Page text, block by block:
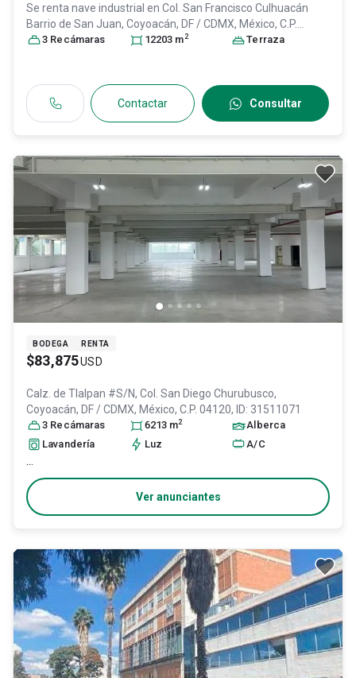
Se renta nave industrial en Col. San Francisco Culhuacán
Barrio de San Juan, Coyoacán, DF / CDMX, México, C.P.
04260, ID:31383954
3 Recámaras 12203 m2 Terraza
Contactar Consultar
BODEGA RENTA
$83,875USD
Calz. de Tlalpan #S/N, Col. San Diego Churubusco,
Coyoacán, DF / CDMX, México, C.P. 04120, ID: 31511071
3 Recámaras 6213 m2
Alberca
Lavandería
Luz A/C
...
Ver anunciantes